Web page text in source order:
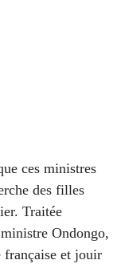
ces ministres
des filles
Traitée
Ondongo,
française et jouir